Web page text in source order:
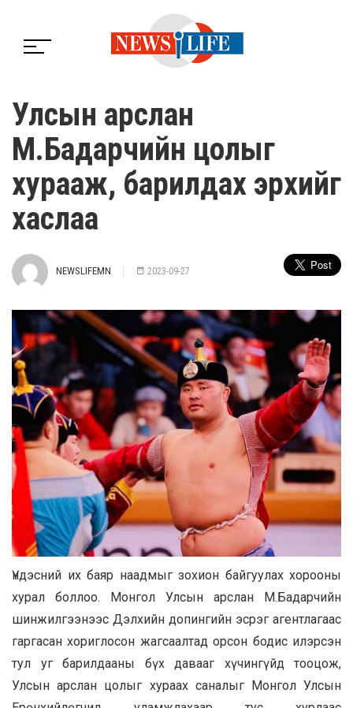
Улсын арслан
М.Бадарчийн цолыг
хурааж, барилдах эрхийг
хаслаа
NEWSLIFEMN 2023-09-27
Үндэсний их баяр наадмыг зохион байгуулах хорооны
хурал боллоо. Монгол Улсын арслан М.Бадарчийн
шинжилгээнээс Дэлхийн допингийн эсрэг агентлагаас
гаргасан хориглосон жагсаалтад орсон бодис илэрсэн
тул уг барилдааны бүх давааг хүчингүйд тооцож,
Улсын арслан цолыг хураах саналыг Монгол Улсын